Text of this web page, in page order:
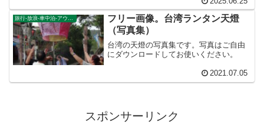
いのです。それに対してこちらは状況を
オープンにしてしまえば、向こうはこっ
そりワイロを請求することができませ
ん。
旅行-放浪-車中泊-アウトドア
フリー画像。台湾ランタン天燈
（写真集）
台湾の天燈の写真集です。写真はご自由
にダウンロードしてお使いください。
2021.07.05
スポンサーリンク